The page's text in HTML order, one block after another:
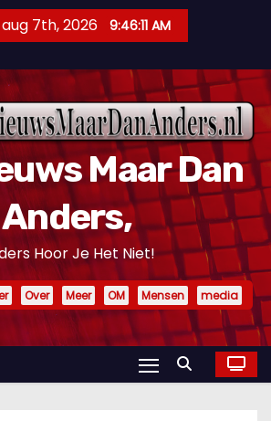
7th, 2026 9:46:12 AM
Maar Dan
Anders,
Hoor Je Het Niet!
Over Meer OM Mensen media